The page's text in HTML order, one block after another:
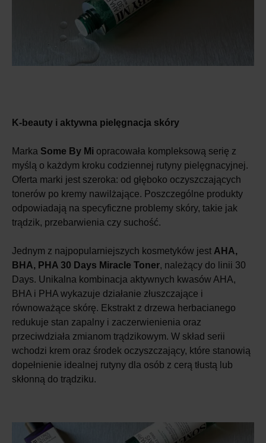
K-beauty i aktywna pielęgnacja skóry
Marka Some By Mi opracowała kompleksową serię z
myślą o każdym kroku codziennej rutyny pielęgnacyjnej.
Oferta marki jest szeroka: od głęboko oczyszczających
tonerów po kremy nawilżające. Poszczególne produkty
odpowiadają na specyficzne problemy skóry, takie jak
trądzik, przebarwienia czy suchość.
Jednym z najpopularniejszych kosmetyków jest AHA,
BHA, PHA 30 Days Miracle Toner, należący do linii 30
Days. Unikalna kombinacja aktywnych kwasów AHA,
BHA i PHA wykazuje działanie złuszczające i
równoważące skórę. Ekstrakt z drzewa herbacianego
redukuje stan zapalny i zaczerwienienia oraz
przeciwdziała zmianom trądzikowym. W skład serii
wchodzi krem oraz środek oczyszczający, które stanowią
dopełnienie idealnej rutyny dla osób z cerą tłustą lub
skłonną do trądziku.